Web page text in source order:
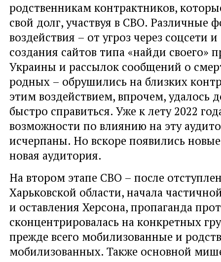
родственникам контрактников,
свой долг, участвуя в СВО. Различные
воздействия – от угроз через соцсети
создания сайтов типа «найди своего»
Украины и рассылок сообщений о
родных – обрушились на близких
этим воздействием, впрочем, удалось
быстро справиться. Уже к лету 2022
возможности по влиянию на эту
исчерпаны. Но вскоре появились
новая аудитория.
На втором этапе СВО – после
Харьковской области, начала
и оставления Херсона, пропаганда
сконцентрировалась на конкретных
прежде всего мобилизованные и
мобилизованных. Также основной